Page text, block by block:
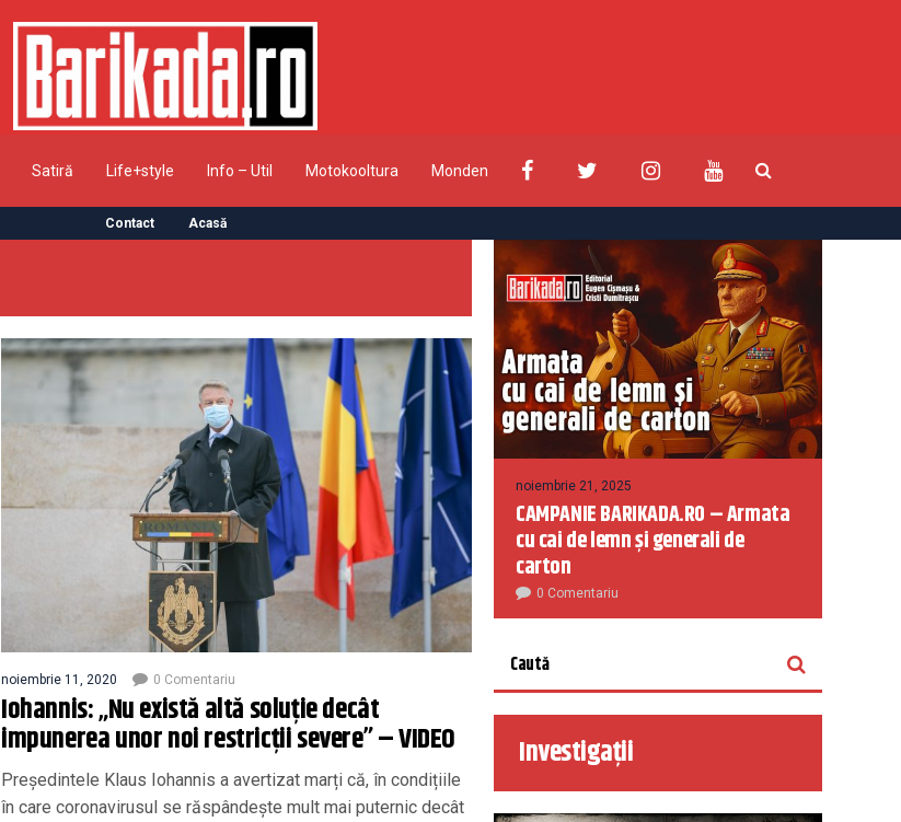
Satiră Life+style Info – Util Motokooltura Monden
Contact Acasă
noiembrie 11, 2020 0 Comentariu
Iohannis: „Nu există altă soluție decât
impunerea unor noi restricții severe” – VIDEO
Președintele Klaus Iohannis a avertizat marți că, în condițiile
în care coronavirusul se răspândește mult mai puternic decât
noiembrie 21, 2025
CAMPANIE BARIKADA.RO – Armata
cu cai de lemn și generali de
carton
0 Comentariu
Investigații